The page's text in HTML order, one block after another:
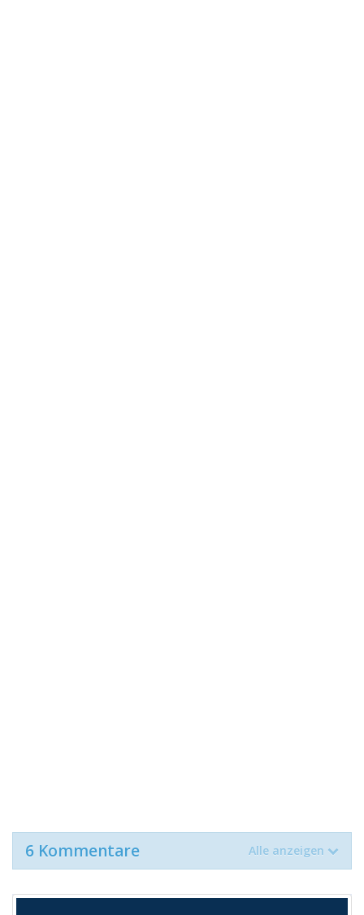
6 Kommentare Alle anzeigen